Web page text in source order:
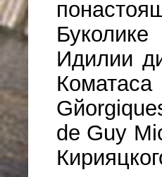
Идилии
de Guy